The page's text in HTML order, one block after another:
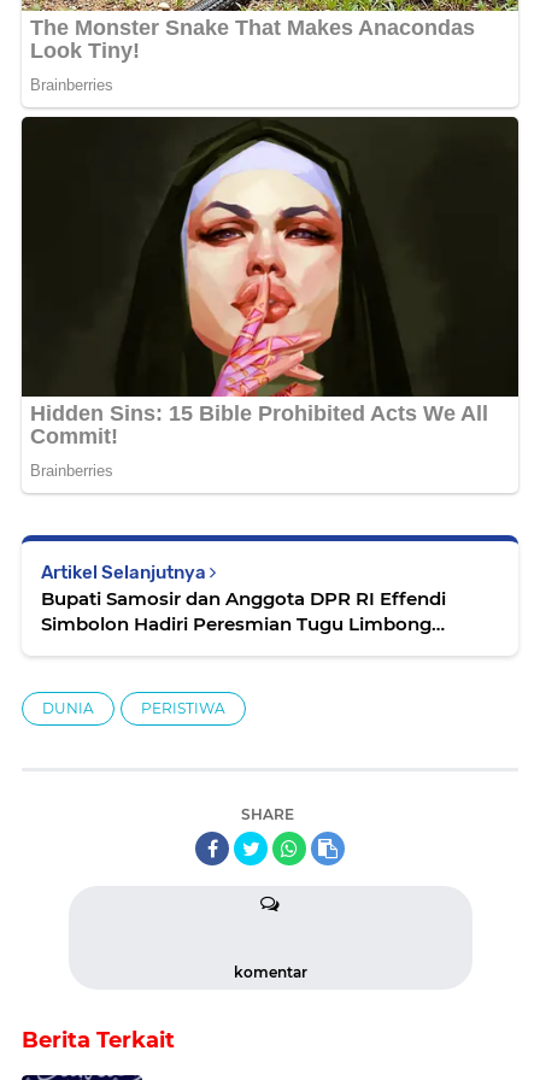
Artikel Selanjutnya
Bupati Samosir dan Anggota DPR RI Effendi
Simbolon Hadiri Peresmian Tugu Limbong
DUNIA PERISTIWA
SHARE
komentar
Berita Terkait